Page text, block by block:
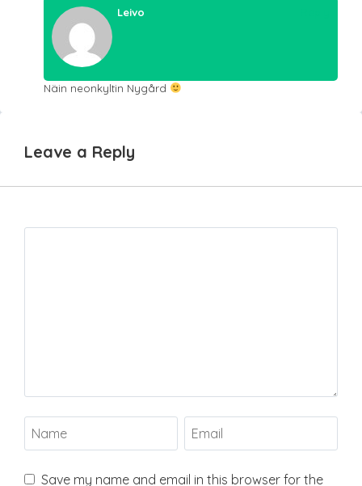
Leivo
Näin neonkyltin Nygård
Leave a Reply
Save my name and email in this browser for the